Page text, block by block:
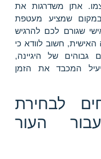
אתן משדרגות את
שמציע מעטפת
שגורם לכם להרגיש
חשוב לוודא כי
של היגיינה,
יעיל המכבד את הזמן
לבחירת
העור